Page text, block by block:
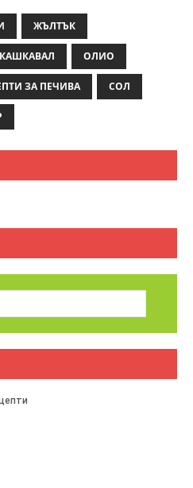
ЖЪЛТЪК
КАШКАВАЛ ОЛИО
ЗА ПЕЧИВА СОЛ